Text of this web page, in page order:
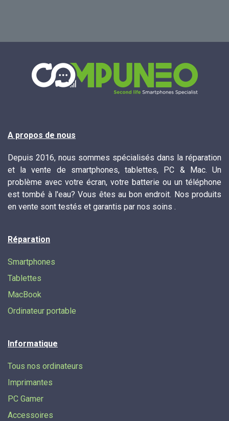
A propos de nous
Depuis 2016, nous sommes spécialisés dans la réparation
et la vente de smartphones, tablettes, PC & Mac. Un
problème avec votre écran, votre batterie ou un téléphone
est tombé à l'eau? Vous êtes au bon endroit. Nos produits
en vente sont testés et garantis par nos soins .
Réparation
Smartphones
Tablettes
MacBook
Ordinateur portable
Informatique
Tous nos ordinateurs
Imprimantes
PC Gamer
Accessoires